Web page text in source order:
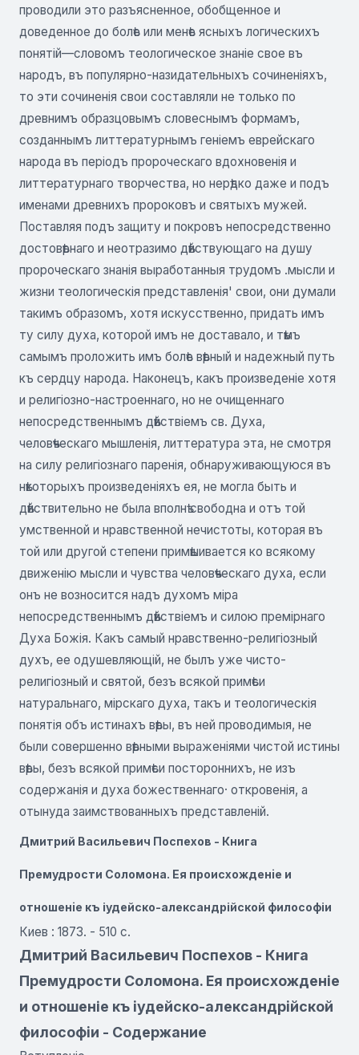
проводили это разъясненное, обобщенное и
доведенное до болѣе или менѣе ясныхъ логическихъ
понятій—словомъ теологическое знаніе свое въ
народъ, въ популярно-назидательныхъ сочиненіяхъ,
то эти сочиненія свои составляли не только по
древнимъ образцовымъ словеснымъ формамъ,
созданнымъ литтературнымъ геніемъ еврейскаго
народа въ періодъ пророческаго вдохновенія и
литтературнаго творчества, но нерѣдко даже и подъ
именами древнихъ пророковъ и святыхъ мужей.
Поставляя подъ защиту и покровъ непосредственно
достовѣрнаго и неотразимо дѣйствующаго на душу
пророческаго знанія выработанныя трудомъ .мысли и
жизни теологическія представленія' свои, они думали
такимъ образомъ, хотя искусственно, придать имъ
ту силу духа, которой имъ не доставало, и тѣмъ
самымъ проложить имъ болѣе вѣрный и надежный путь
къ сердцу народа. Наконецъ, какъ произведеніе хотя
и религіозно-настроеннаго, но не очищеннаго
непосредственнымъ дѣйствіемъ св. Духа,
человѣческаго мышленія, литтература эта, не смотря
на силу религіознаго паренія, обнаруживающуюся въ
нѣкоторыхъ произведеніяхъ ея, не могла быть и
дѣйствительно не была вполнѣ свободна и отъ той
умственной и нравственной нечистоты, которая въ
той или другой степени примѣшивается ко всякому
движенію мысли и чувства человѣческаго духа, если
онъ не возносится надъ духомъ міра
непосредственнымъ дѣйствіемъ и силою премірнаго
Духа Божія. Какъ самый нравственно-религіозный
духъ, ее одушевляющій, не былъ уже чисто-
религіозный и святой, безъ всякой примѣси
натуральнаго, мірскаго духа, такъ и теологическія
понятія объ истинахъ вѣры, въ ней проводимыя, не
были совершенно вѣрными выраженіями чистой истины
вѣры, безъ всякой примѣси постороннихъ, не изъ
содержанія и духа божественнаго· откровенія, а
отынуда заимствованныхъ представленій.
Дмитрий Васильевич Поспехов - Книга
Премудрости Соломона. Ея происхожденiе и
отношенiе къ іудейско-александрійской философіи
Киев : 1873. - 510 с.
Дмитрий Васильевич Поспехов - Книга
Премудрости Соломона. Ея происхожденiе
и отношенiе къ іудейско-александрійской
философіи - Содержание